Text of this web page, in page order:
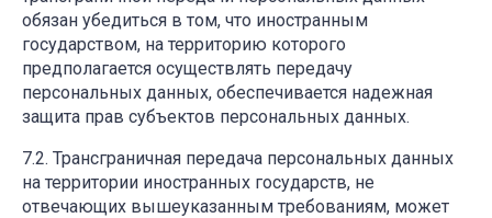
обязан убедиться в том, что иностранным
государством, на территорию которого
предполагается осуществлять передачу
персональных данных, обеспечивается надежная
защита прав субъектов персональных данных.
Трансграничная передача персональных данных
на территории иностранных государств, не
отвечающих вышеуказанным требованиям, может